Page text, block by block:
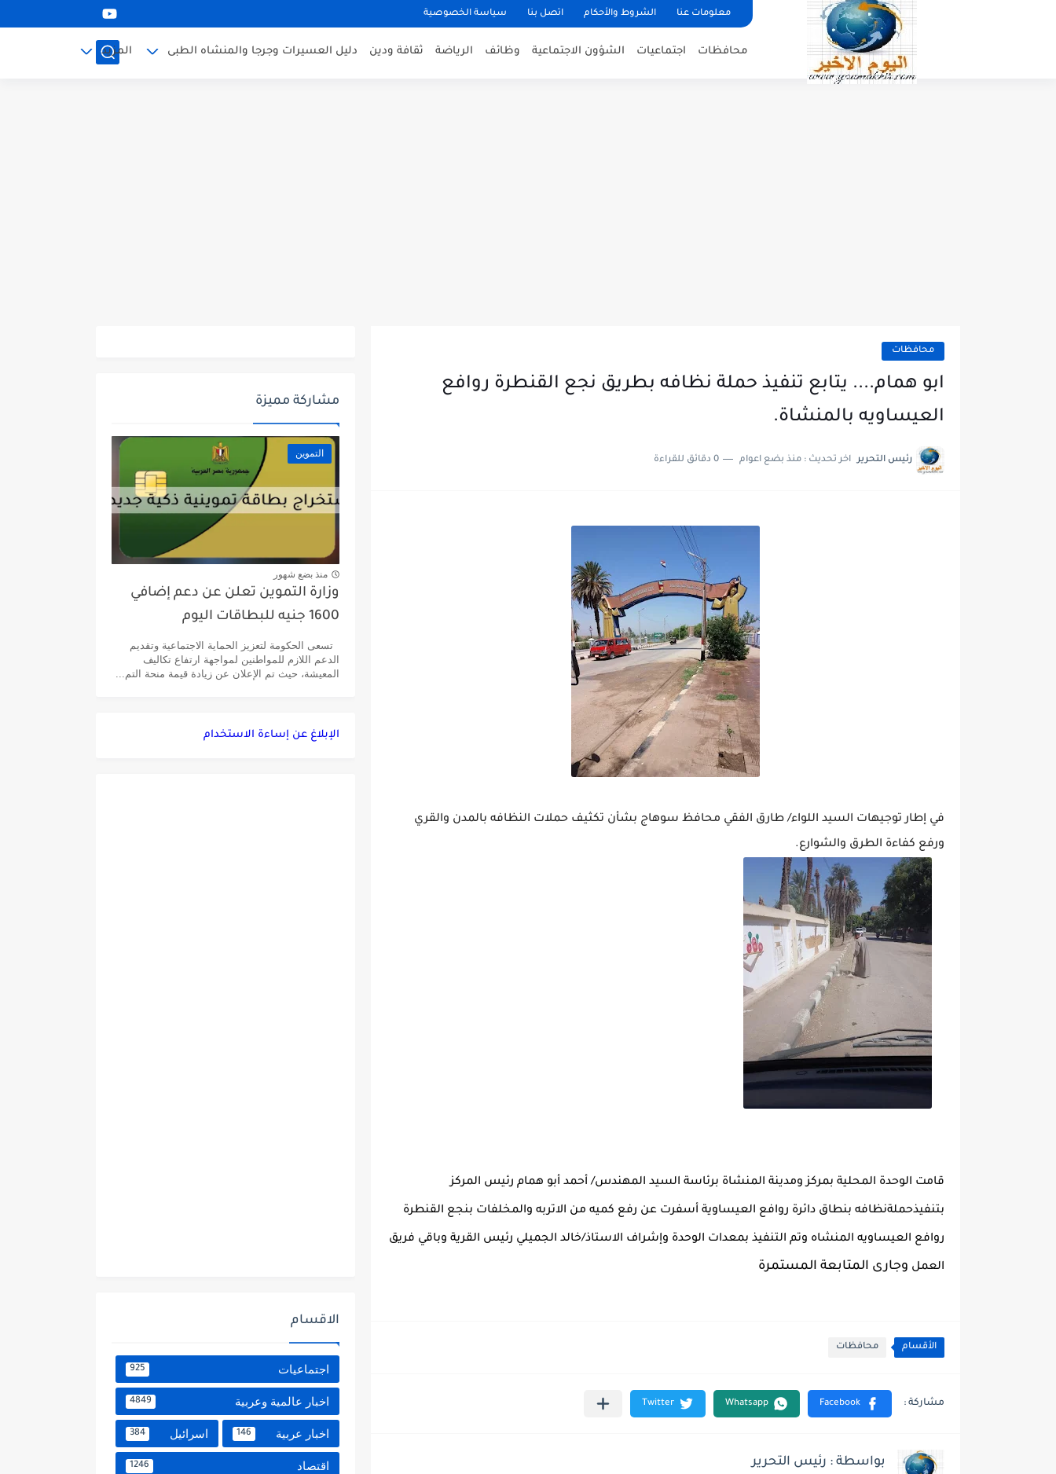
معلومات عنا الشروط والأحكام اتصل بنا سياسة الخصوصية
محافظات اجتماعيات الشؤون الاجتماعية وظائف الرياضة ثقافة ودين دليل العسيرات وجرجا والمنشاه الطبى المزيد
محافظات
ابو همام.... يتابع تنفيذ حملة نظافه بطريق نجع القنطرة روافع
العيساويه بالمنشاة.
رئيس التحرير اخر تحديث : منذ بضع اعوام 0 دقائق للقراءة
في إطار توجيهات السيد اللواء/ طارق الفقي محافظ سوهاج بشأن تكثيف حملات النظافه بالمدن والقري
ورفع كفاءة الطرق والشوارع.
قامت الوحدة المحلية بمركز ومدينة المنشاة برئاسة السيد المهندس/ أحمد أبو همام رئيس المركز
بتنفيذحملةنظافه بنطاق دائرة روافع العيساوية أسفرت عن رفع كميه من الاتربه والمخلفات بنجع القنطرة
روافع العيساويه المنشاه وتم التنفيذ بمعدات الوحدة وإشراف الاستاذ/خالد الجميلي رئيس القرية وباقي فريق
العمل وجارى المتابعة المستمرة
الأقسام محافظات
بواسطة : رئيس التحرير
مشاركة مميزة
التموين
منذ بضع شهور
وزارة التموين تعلن عن دعم إضافي
1600 جنيه للبطاقات اليوم
تسعى الحكومة لتعزيز الحماية الاجتماعية وتقديم
الدعم اللازم للمواطنين لمواجهة ارتفاع تكاليف
المعيشة، حيث تم الإعلان عن زيادة قيمة منحة التم...
الإبلاغ عن إساءة الاستخدام
الاقسام
اجتماعيات 925
اخبار عالمية وعربية 4849
اخبار عربية 146 اسرائيل 384
اقتصاد 1246